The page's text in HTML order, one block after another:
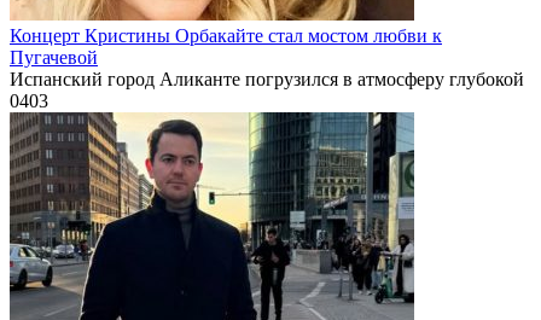
Концерт Кристины Орбакайте стал мостом любви к
Пугачевой
Испанский город Аликанте погрузился в атмосферу глубокой
0403